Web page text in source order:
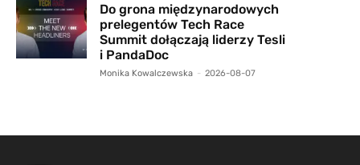
Do grona międzynarodowych
prelegentów Tech Race
Summit dołączają liderzy Tesli
i PandaDoc
Monika Kowalczewska - 2026-08-07